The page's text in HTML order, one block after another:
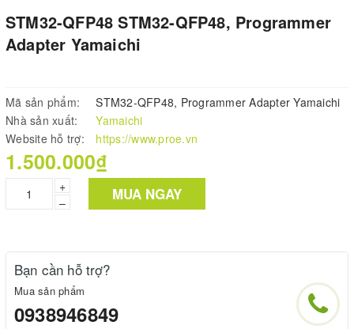
STM32-QFP48 STM32-QFP48, Programmer
Adapter Yamaichi
Mã sản phẩm:
STM32-QFP48, Programmer Adapter Yamaichi
Nhà sản xuất:
Yamaichi
Website hỗ trợ:
https://www.proe.vn
1.500.000₫
+
–
MUA NGAY
Bạn cần hỗ trợ?
Mua sản phẩm
0938946849